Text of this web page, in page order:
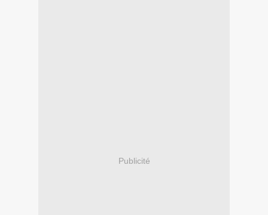
Publicité